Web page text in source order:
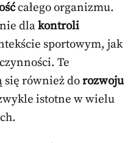
całego organizmu.
dlakontroli
sportowym, jak
Te
się również dorozwoju
istotne w wielu